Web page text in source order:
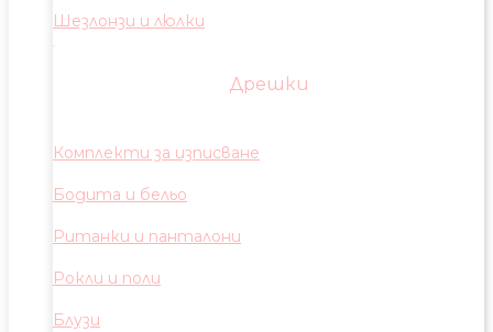
Шезлонзи и люлки
Дрешки
Комплекти за изписване
Бодита и бельо
Ританки и панталони
Рокли и поли
Блузи